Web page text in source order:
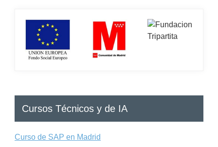
Cursos Técnicos y de IA
Curso de SAP en Madrid